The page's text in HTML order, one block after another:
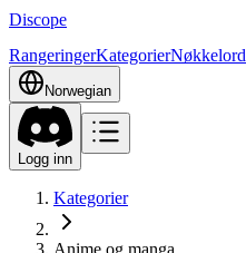
Discope
RangeringerKategorierNøkkelord
Norwegian
Logg inn
Kategorier